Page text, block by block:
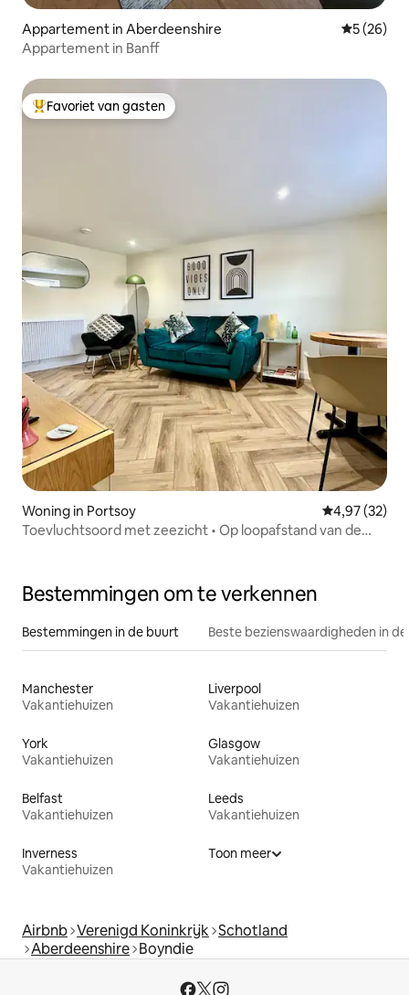
Appartement in Aberdeenshire
5 (26)
Appartement in Banff
Topfavoriet van gasten
Favoriet van gasten
Woning in Portsoy Gemiddelde
4,97 (32)
Toevluchtsoord met zeezicht • Op loopafstand van de
Bestemmingen om te verkennen
Bestemmingen in de buurt Beste bezienswaardigheden in
Manchester
Vakantiehuizen
Liverpool
Vakantiehuizen
York
Vakantiehuizen
Glasgow
Vakantiehuizen
Belfast
Vakantiehuizen
Leeds
Vakantiehuizen
Inverness
Vakantiehuizen
Toon meer
Airbnb Verenigd Koninkrijk Schotland
Aberdeenshire Boyndie